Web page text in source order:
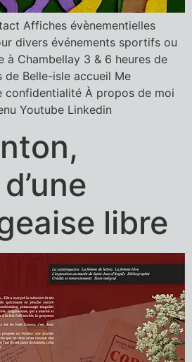
Affiches évènementielles
divers événements sportifs ou
à Chambellay 3 & 6 heures de
de Belle-isle accueil Me
confidentialité À propos de moi
Youtube Linkedin
libre